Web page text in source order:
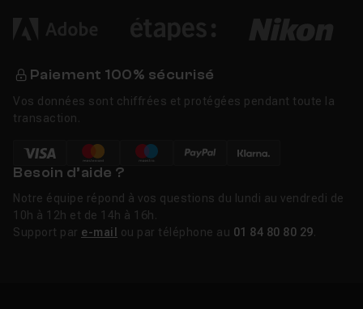
Sortie le 20 mai 2026, la version 7.0 marque un tournant
: elle pose les fondations de l'IA directement dans le
cœur de WordPress. Un AI Client permet désormais au
depuis un hub central dans le tableau de bord, pour
générer des images, des titres, des extraits ou des
textes alternatifs. Le tableau de bord lui-même a été
modernisé, avec une palette de commandes accessible
au clavier et une page dédiée à la gestion des polices.
Paiement 100% sécurisé
Vos données sont chiffrées et protégées pendant toute la
transaction.
Besoin d’aide ?
Notre équipe répond à vos questions du lundi au vendredi de
10h à 12h et de 14h à 16h.
Support par e-mail ou par téléphone au 01 84 80 80 29